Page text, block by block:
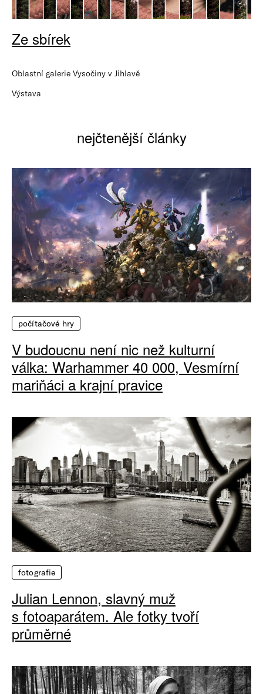
Ze sbírek
Oblastní galerie Vysočiny v Jihlavě
Výstava
nejčtenější články
počítačové hry
V budoucnu není nic než kulturní
válka: Warhammer 40 000, Vesmírní
mariňáci a krajní pravice
fotografie
Julian Lennon, slavný muž
s fotoaparátem. Ale fotky tvoří
průměrné